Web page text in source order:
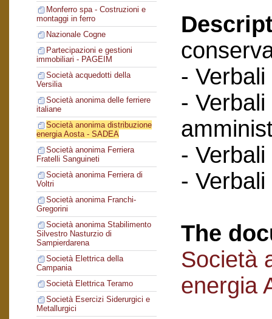
Monferro spa - Costruzioni e
montaggi in ferro
Nazionale Cogne
Partecipazioni e gestioni
immobiliari - PAGEIM
Società acquedotti della
Versilia
Società anonima delle ferriere
italiane
Società anonima distribuzione
energia Aosta - SADEA
Società anonima Ferriera
Fratelli Sanguineti
Società anonima Ferriera di
Voltri
Società anonima Franchi-
Gregorini
Società anonima Stabilimento
Silvestro Nasturzio di
Sampierdarena
Società Elettrica della
Campania
Società Elettrica Teramo
Società Esercizi Siderurgici e
Metallurgici
-
-
-
-
The
Società
energia